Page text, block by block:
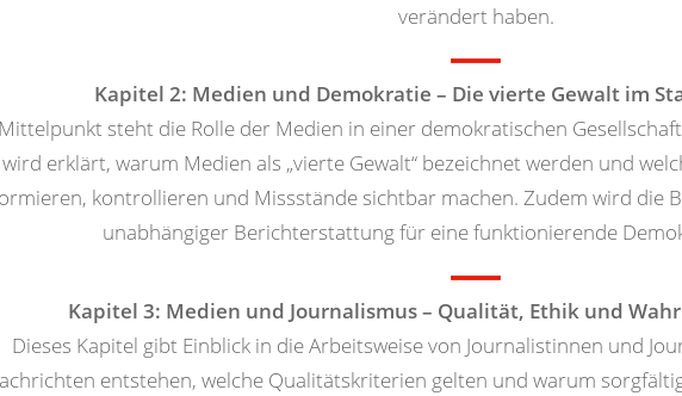
verändert haben.
Kapitel 2: Medien und Demokratie – Die vierte Gewalt im
steht die Rolle der Medien in einer demokratischen
wird erklärt, warum Medien als „vierte Gewalt“ bezeichnet werden und
kontrollieren und Missstände sichtbar machen. Zudem wird die
unabhängiger Berichterstattung für eine funktionierende
Kapitel 3: Medien und Journalismus – Qualität, Ethik und
Dieses Kapitel gibt Einblick in die Arbeitsweise von Journalistinnen und
entstehen, welche Qualitätskriterien gelten und warum